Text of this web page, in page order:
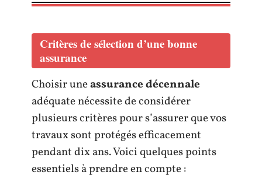
Critères de sélection d’une bonne
assurance
Choisir uneassurance décennale
adéquate nécessite de considérer
plusieurs critères pour s’assurer que vos
travaux sont protégés efficacement
pendant dix ans. Voici quelques points
essentiels à prendre en compte :